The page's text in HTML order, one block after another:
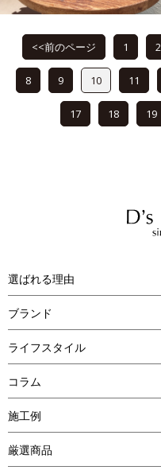
<<前のページ 1 2
8 9 10 11
17 18 19
選ばれる理由
ブランド
ライフスタイル
コラム
施工例
厳選商品